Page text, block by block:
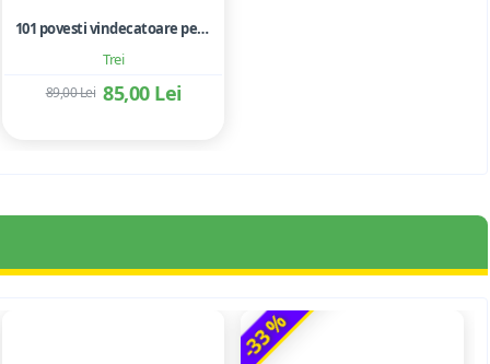
Trei
101 povesti vindecatoare pentru copii si adolescenti. Folosirea metaforelor in terapie
85,00 Lei
89,00 Lei
-33 %